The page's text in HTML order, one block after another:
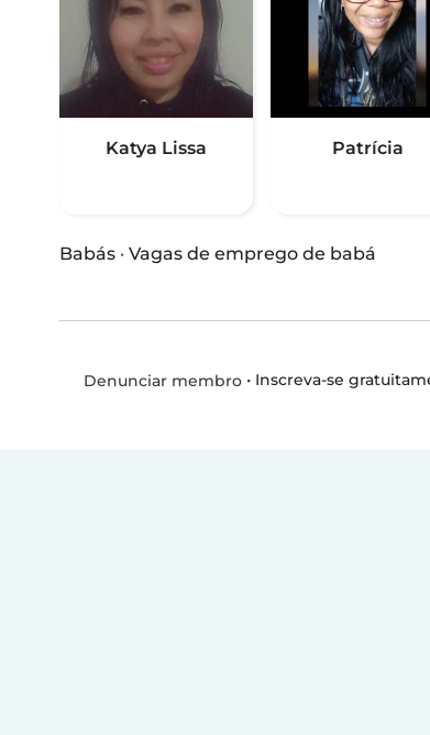
Katya Lissa Patrícia
Babás · Vagas de emprego de babá
Denunciar membro• Inscreva-se